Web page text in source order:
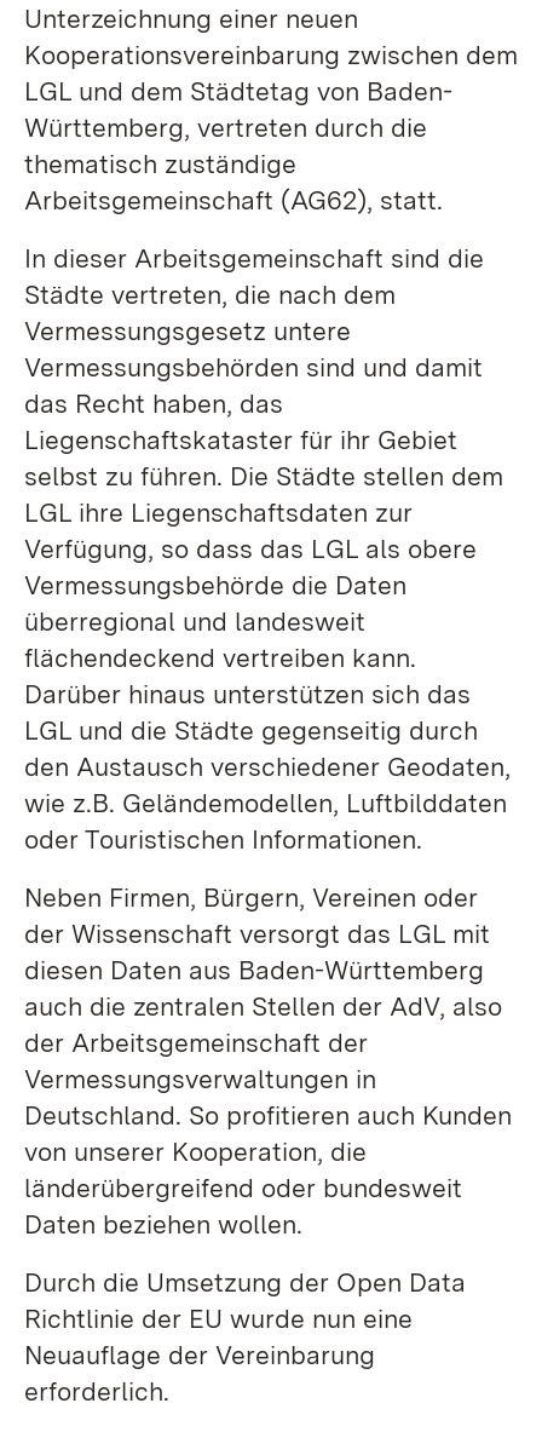
Unterzeichnung einer neuen
Kooperationsvereinbarung zwischen dem
LGL und dem Städtetag von Baden-
Württemberg, vertreten durch die
thematisch zuständige
Arbeitsgemeinschaft (AG62), statt.
In dieser Arbeitsgemeinschaft sind die
Städte vertreten, die nach dem
Vermessungsgesetz untere
Vermessungsbehörden sind und damit
das Recht haben, das
Liegenschaftskataster für ihr Gebiet
selbst zu führen. Die Städte stellen dem
LGL ihre Liegenschaftsdaten zur
Verfügung, so dass das LGL als obere
Vermessungsbehörde die Daten
überregional und landesweit
flächendeckend vertreiben kann.
Darüber hinaus unterstützen sich das
LGL und die Städte gegenseitig durch
den Austausch verschiedener Geodaten,
wie z.B. Geländemodellen, Luftbilddaten
oder Touristischen Informationen.
Neben Firmen, Bürgern, Vereinen oder
der Wissenschaft versorgt das LGL mit
diesen Daten aus Baden-Württemberg
auch die zentralen Stellen der AdV, also
der Arbeitsgemeinschaft der
Vermessungsverwaltungen in
Deutschland. So profitieren auch Kunden
von unserer Kooperation, die
länderübergreifend oder bundesweit
Daten beziehen wollen.
Durch die Umsetzung der Open Data
Richtlinie der EU wurde nun eine
Neuauflage der Vereinbarung
erforderlich.